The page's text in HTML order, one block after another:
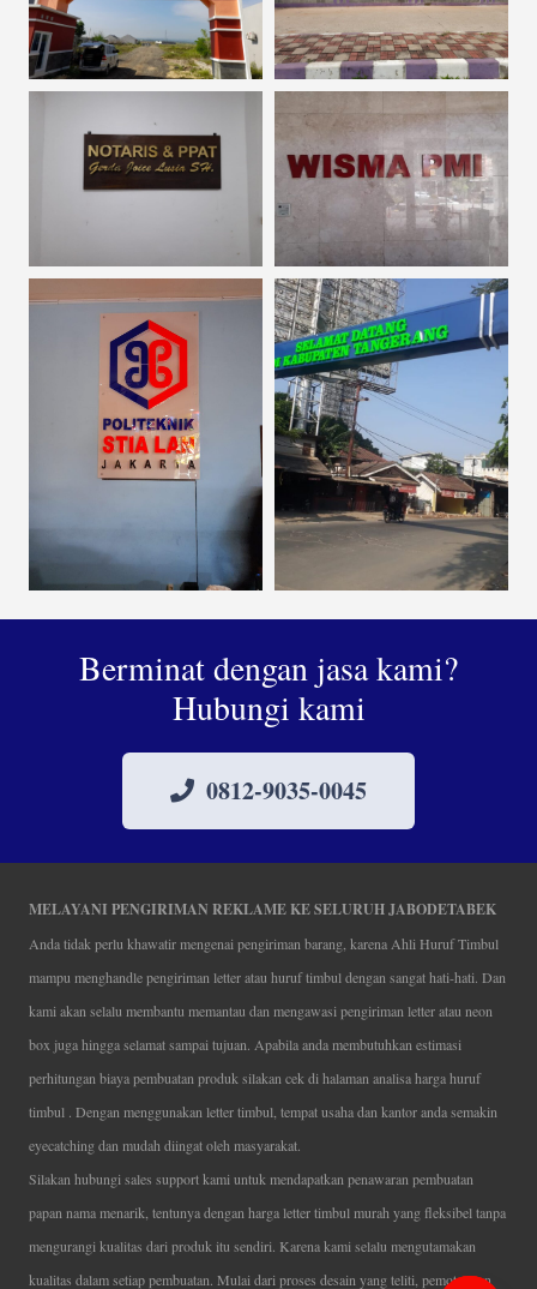
Berminat dengan jasa kami?
Hubungi kami
0812-9035-0045
MELAYANI PENGIRIMAN REKLAME KE SELURUH JABODETABEK
Anda tidak perlu khawatir mengenai pengiriman barang, karena Ahli Huruf Timbul
mampu menghandle pengiriman letter atau huruf timbul dengan sangat hati-hati. Dan
kami akan selalu membantu memantau dan mengawasi pengiriman letter atau neon
box juga hingga selamat sampai tujuan. Apabila anda membutuhkan estimasi
perhitungan biaya pembuatan produk silakan cek di halaman analisa harga huruf
timbul . Dengan menggunakan letter timbul, tempat usaha dan kantor anda semakin
eyecatching dan mudah diingat oleh masyarakat.
Silakan hubungi sales support kami untuk mendapatkan penawaran pembuatan
papan nama menarik, tentunya dengan harga letter timbul murah yang fleksibel tanpa
mengurangi kualitas dari produk itu sendiri. Karena kami selalu mengutamakan
kualitas dalam setiap pembuatan. Mulai dari proses desain yang teliti, pemotongan